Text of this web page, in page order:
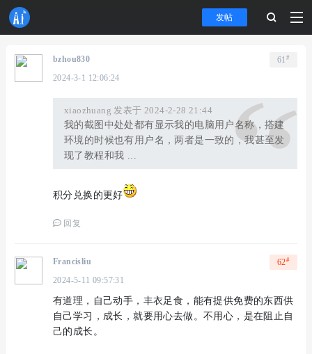
发帖
61 #
bzhou830
2024-3-1 12:06:24
xiaozhuang 发表于 2024-2-28 21:44
我的截图中处处都有显示我的电脑用户名称，搭建
环境的时候也有用户名，两者是一致的，我甚至发
现了教程和我 ...
积分兑换的更好
回复
62#
Francisliu
2024-5-11 09:57:31
有道理，自己动手，丰衣足食，能有提供免费的东西供
自己学习，成长，就要用心去做。不用心，是在阻止自
己的成长。